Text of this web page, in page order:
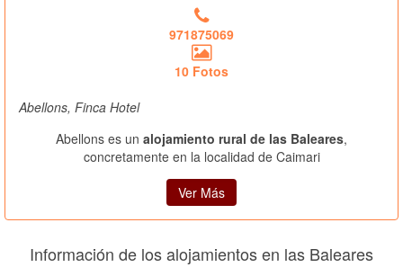
971875069
10 Fotos
Abellons, Finca Hotel
Abellons es un alojamiento rural de las Baleares,
concretamente en la localidad de Caimari
Ver Más
Información de los alojamientos en las Baleares